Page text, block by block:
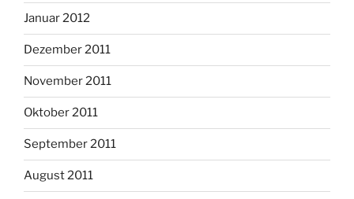
Januar 2012
Dezember 2011
November 2011
Oktober 2011
September 2011
August 2011